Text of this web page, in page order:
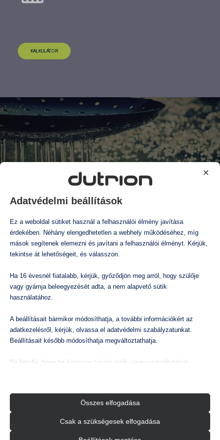
KALKULÁTOR
kiegészítő berendezések
Adatvédelmi beállítások
×
Ez a weboldal sütiket használ a felhasználói élmény javítása
érdekében. Néhány elengedhetetlen a webhely működéséhez, míg
mások segítenek elemezni és javítani a felhasználói élményt. Kérjük,
tekintse át lehetőségeit, és válasszon.
Ha 16 évesnél fiatalabb, kérjük, győződjön meg arról, hogy szülője
vagy gyámja beleegyezését adta, a nem alapvető sütik
használatához.
A beállításait bármikor módosíthatja, a további információkért az
adatkezelésről, kérjük, olvassa el adatvédelmi szabályzatunkat.
Beállításait később módosíthatja megváltoztathatja.
Ne feledje, hogy ha bizonyos típusú sütik, vagy szolgáltatások
Az alapvető sütik és szolgáltatások biztosítják az oldal megfelelő
működéséhez. Ezek a sütik és szolgáltatások a GDPR szerint nem
Összes elfogadása
Csak a szükségesek elfogadása